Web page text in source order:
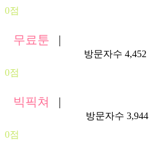
0점
무료툰 |
방문자수 4,452
0점
빅픽쳐 |
방문자수 3,944
0점